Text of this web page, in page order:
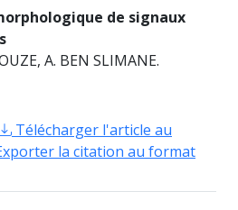
de signaux
A. BEN SLIMANE.
Télécharger l'article au
la citation au format